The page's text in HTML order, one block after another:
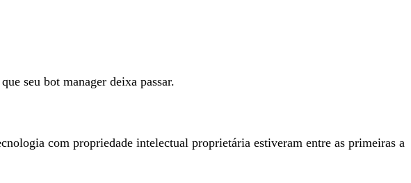
seu bot manager deixa passar.
com propriedade intelectual proprietária estiveram entre as primeiras a